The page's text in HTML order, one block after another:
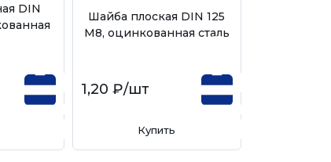
DIN
Шайба плоская DIN 125
М8, оцинкованная сталь
1,20 ₽/шт
Купить